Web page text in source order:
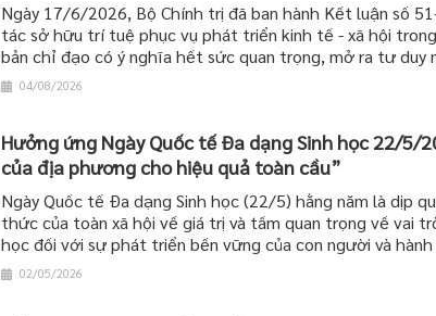
Ngày 17/6/2026, Bộ Chính trị đã ban hành Kết luận số
tác sở hữu trí tuệ phục vụ phát triển kinh tế - xã hội
bản chỉ đạo có ý nghĩa hết sức quan trọng, mở ra tư duy
04/08/2026
Hưởng ứng Ngày Quốc tế Đa dạng Sinh học 22/5/
của địa phương cho hiệu quả toàn cầu”
Ngày Quốc tế Đa dạng Sinh học (22/5) hằng năm là dịp
thức của toàn xã hội về giá trị và tầm quan trọng về vai
học đối với sự phát triển bền vững của con người và
02/05/2026